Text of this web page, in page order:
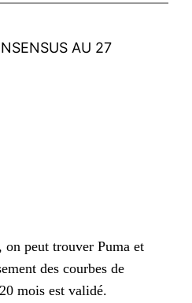
AU 27
on peut trouver Puma et
des courbes de
mois est validé.